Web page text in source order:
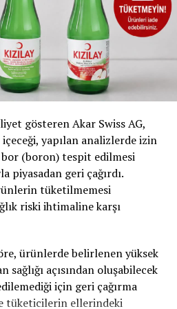
#İsviçredeVeda
#DiplomatikVeda
Kişinin Korona Önlemlerine
Hukuki Dayanak Yetersiz
Düşüşte
gösteren Akar Swiss AG,
içeceği, yapılan analizlerde izin
bor (boron) tespit edilmesi
piyasadan geri çağırdı.
tüketilmemesi
riski ihtimaline karşı
ürünlerde belirlenen yüksek
sağlığı açısından oluşabilecek
için geri çağırma
tüketicilerin ellerindeki